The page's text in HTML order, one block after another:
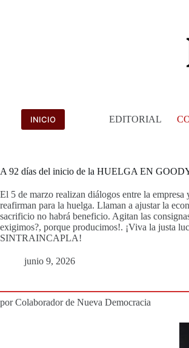
INICIO EDITORIAL
A 92 días del inicio de la HUELGA EN
El 5 de marzo realizan diálogos entre la
reafirman para la huelga. Llaman a ajustar la
sacrificio no habrá beneficio. Agitan las
exigimos?, porque producimos!. ¡Viva la justa
SINTRAINCAPLA!
junio 9, 2026
por Colaborador de Nueva Democracia